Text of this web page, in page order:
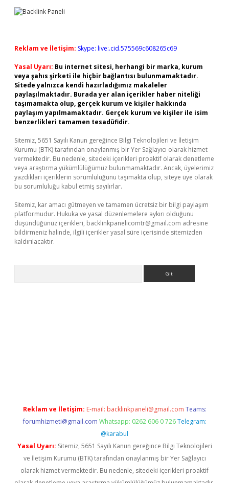
Reklam ve İletişim: Skype: live:.cid.575569c608265c69
Yasal Uyarı: Bu internet sitesi, herhangi bir marka, kurum
veya şahıs şirketi ile hiçbir bağlantısı bulunmamaktadır.
Sitede yalnızca kendi hazırladığımız makaleler
paylaşılmaktadır. Burada yer alan içerikler haber niteliği
taşımamakta olup, gerçek kurum ve kişiler hakkında
paylaşım yapılmamaktadır. Gerçek kurum ve kişiler ile isim
benzerlikleri tamamen tesadüfidir.
Sitemiz, 5651 Sayılı Kanun gereğince Bilgi Teknolojileri ve İletişim
Kurumu (BTK) tarafından onaylanmış bir Yer Sağlayıcı olarak hizmet
vermektedir. Bu nedenle, sitedeki içerikleri proaktif olarak denetleme
veya araştırma yükümlülüğümüz bulunmamaktadır. Ancak, üyelerimiz
yazdıkları içeriklerin sorumluluğunu taşımakta olup, siteye üye olarak
bu sorumluluğu kabul etmiş sayılırlar.
Sitemiz, kar amacı gütmeyen ve tamamen ücretsiz bir bilgi paylaşım
platformudur. Hukuka ve yasal düzenlemelere aykırı olduğunu
düşündüğünüz içerikleri, backlinkpanelicomtr@gmail.com adresine
bildirmeniz halinde, ilgili içerikler yasal süre içerisinde sitemizden
kaldırılacaktır.
Reklam ve İletişim: E-mail: backlinkpaneli@gmail.com Teams:
forumhizmeti@gmail.com Whatsapp: 0262 606 0 726 Telegram:
@karabul
Yasal Uyarı: Sitemiz, 5651 Sayılı Kanun gereğince Bilgi Teknolojileri
ve İletişim Kurumu (BTK) tarafından onaylanmış bir Yer Sağlayıcı
olarak hizmet vermektedir. Bu nedenle, sitedeki içerikleri proaktif